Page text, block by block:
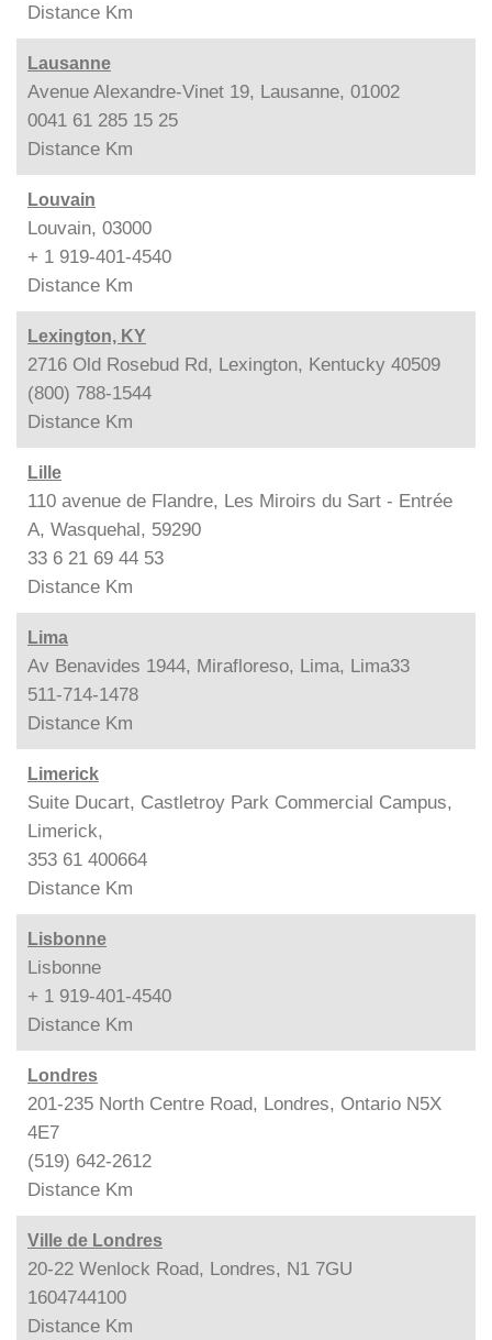
Distance Km
Lausanne
Avenue Alexandre-Vinet 19, Lausanne, 01002
0041 61 285 15 25
Distance Km
Louvain
Louvain, 03000
+ 1 919-401-4540
Distance Km
Lexington, KY
2716 Old Rosebud Rd, Lexington, Kentucky 40509
(800) 788-1544
Distance Km
Lille
110 avenue de Flandre, Les Miroirs du Sart - Entrée
A, Wasquehal, 59290
33 6 21 69 44 53
Distance Km
Lima
Av Benavides 1944, Mirafloreso, Lima, Lima33
511-714-1478
Distance Km
Limerick
Suite Ducart, Castletroy Park Commercial Campus,
Limerick,
353 61 400664
Distance Km
Lisbonne
Lisbonne
+ 1 919-401-4540
Distance Km
Londres
201-235 North Centre Road, Londres, Ontario N5X
4E7
(519) 642-2612
Distance Km
Ville de Londres
20-22 Wenlock Road, Londres, N1 7GU
1604744100
Distance Km